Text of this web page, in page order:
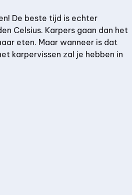
De beste tijd is echter
Celsius. Karpers gaan dan het
eten. Maar wanneer is dat
karpervissen zal je hebben in